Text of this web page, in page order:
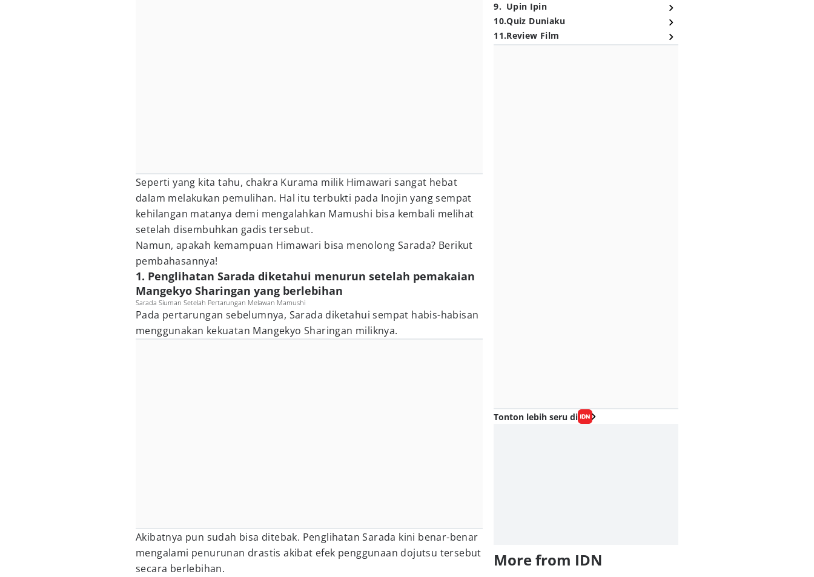
Seperti yang kita tahu, chakra Kurama milik Himawari sangat hebat
dalam melakukan pemulihan. Hal itu terbukti pada Inojin yang sempat
kehilangan matanya demi mengalahkan Mamushi bisa kembali melihat
setelah disembuhkan gadis tersebut.
Namun, apakah kemampuan Himawari bisa menolong Sarada? Berikut
pembahasannya!
1. Penglihatan Sarada diketahui menurun setelah pemakaian
Mangekyo Sharingan yang berlebihan
Sarada Siuman Setelah Pertarungan Melawan Mamushi
Pada pertarungan sebelumnya, Sarada diketahui sempat habis-habisan
menggunakan kekuatan Mangekyo Sharingan miliknya.
Akibatnya pun sudah bisa ditebak. Penglihatan Sarada kini benar-benar
mengalami penurunan drastis akibat efek penggunaan dojutsu tersebut
secara berlebihan.
9. Upin Ipin
10.Quiz Duniaku
11.Review Film
Tonton lebih seru di
More from IDN